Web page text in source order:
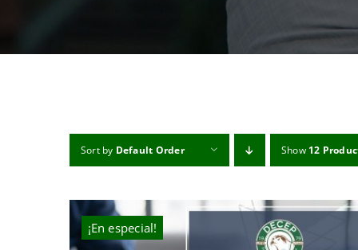
Sort by Default Order Show 12
¡En especial!